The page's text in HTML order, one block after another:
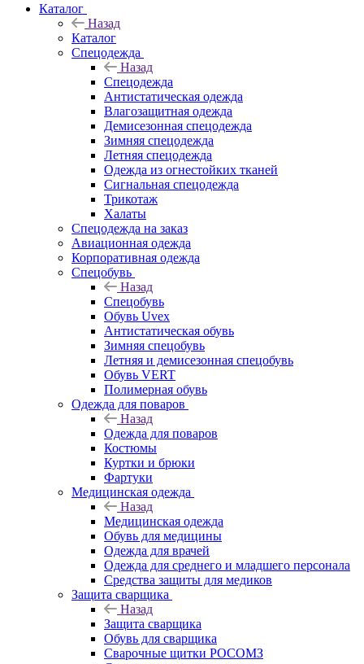
Каталог
Назад
Каталог
Спецодежда
Назад
Спецодежда
Антистатическая одежда
Влагозащитная одежда
Демисезонная спецодежда
Зимняя спецодежда
Летняя спецодежда
Одежда из огнестойких тканей
Сигнальная спецодежда
Трикотаж
Халаты
Спецодежда на заказ
Авиационная одежда
Корпоративная одежда
Спецобувь
Назад
Спецобувь
Обувь Uvex
Антистатическая обувь
Зимняя спецобувь
Летняя и демисезонная спецобувь
Обувь VERT
Полимерная обувь
Одежда для поваров
Назад
Одежда для поваров
Костюмы
Куртки и брюки
Фартуки
Медицинская одежда
Назад
Медицинская одежда
Обувь для медицины
Одежда для врачей
Одежда для среднего и младшего персонала
Средства защиты для медиков
Защита сварщика
Назад
Защита сварщика
Обувь для сварщика
Сварочные щитки РОСОМЗ